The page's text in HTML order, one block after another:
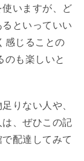
いますが、ど
といっていい
感じることの
のも楽しいと
りない人や、
、ぜひこの記
配達してみて